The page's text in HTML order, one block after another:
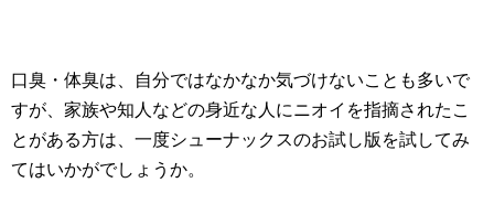
口臭・体臭は、自分ではなかなか気づけないことも多いで
すが、家族や知人などの身近な人にニオイを指摘されたこ
とがある方は、一度シューナックスのお試し版を試してみ
てはいかがでしょうか。